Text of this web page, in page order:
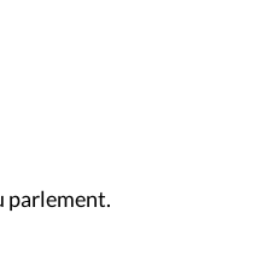
parlement.